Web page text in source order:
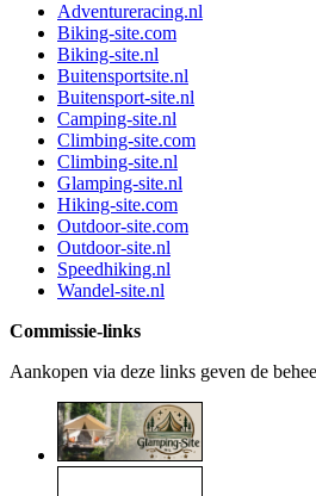
Adventureracing.nl
Biking-site.com
Biking-site.nl
Buitensportsite.nl
Buitensport-site.nl
Camping-site.nl
Climbing-site.com
Climbing-site.nl
Glamping-site.nl
Hiking-site.com
Outdoor-site.com
Outdoor-site.nl
Speedhiking.nl
Wandel-site.nl
Commissie-links
Aankopen via deze links geven de